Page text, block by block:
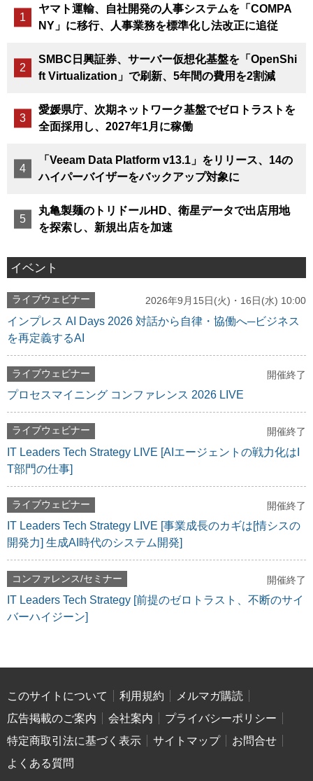
ヤマト運輸、自社開発の人事システムを「COMPA
NY」に移行、人事業務を標準化し法改正に追従
SMBC日興証券、サーバー仮想化基盤を「OpenShi
ft Virtualization」で刷新、5年間の費用を2割減
愛媛県庁、次期ネットワーク基盤でゼロトラストを
全面採用し、2027年1月に稼働
「Veeam Data Platform v13.1」をリリース、14の
ハイパーバイザーをバックアップ対象に
丸亀製麺のトリドールHD、衛星データで出店用地
を探索し、新規出店を加速
イベント
ライブウェビナー 2026年9月15日(火)・16日(水) 10:00
インプレス AI Days 2026 対話から自律・協働へ─ビジネス
を再定義するAI
ライブウェビナー 開催終了
プロセスマイニング コンファレンス 2026 LIVE
ライブウェビナー 開催終了
IT Leaders Tech Strategy LIVE [AIエージェントの戦力化はI
T部門の仕事]
ライブウェビナー 開催終了
IT Leaders Tech Strategy LIVE [事業成長のカギは[情シスの
開発力] 生成AI時代のシステム開発]
コンファレンス/セミナー 開催終了
IT Leaders Tech Strategy [前提のゼロトラスト、不断のサイ
バーハイジーン]
このサイトについて 利用規約
メルマガ購読
広告掲載のご案内
会社案内
プライバシーポリシー
特定商取引法に基づく表示
サイトマップ
お問合せ
よくある質問